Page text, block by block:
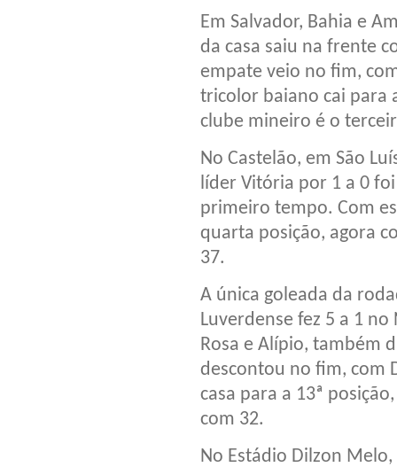
Em Salvador, Bahia e
da casa saiu na frente
empate veio no fim,
tricolor baiano cai para
clube mineiro é o
No Castelão, em São
líder Vitória por 1 a 0
primeiro tempo. Com
quarta posição, agora
37.
A única goleada da
Luverdense fez 5 a 1 no
Rosa e Alípio, também
descontou no fim, com
casa para a 13ª
com 32.
No Estádio Dilzon